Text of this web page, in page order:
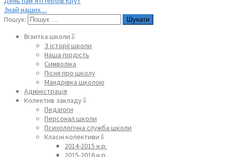
Знай наших…
Пошук:
Візитка школи⇩
З історії школи
Наша гордість
Символіка
Пісня про школу
Мандрівка школою
Адміністрація
Колектив закладу⇩
Педагоги
Персонал школи
Психологічна служба школи
Класні колективи⇩
2014-2015 н.р.
2015-2016 н.р.